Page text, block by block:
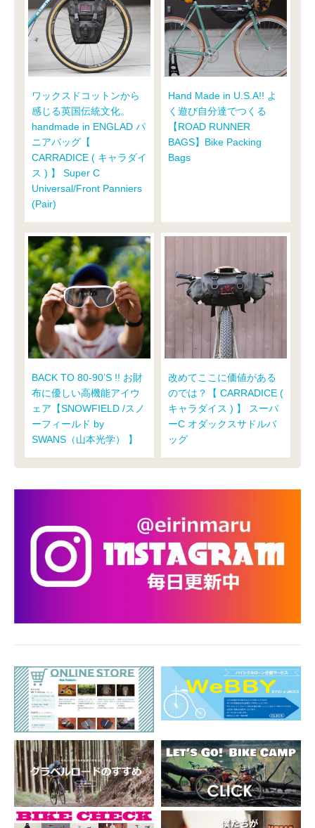
ワックスドコットンから
感じる英国伝統文化。
handmade in ENGLAD パ
ニアバッグ【
CARRADICE ( キャラダイ
ス ) 】 Super C
Universal/Front Panniers
(Pair)
Hand Made in U.S.A!! よ
く遊び自分達でつくる
【ROAD RUNNER
BAGS】Bike Packing
Bags
BACK TO 80-90’S !! お財
布に優しい高機能アイウ
ェア【SNOWFIELD /スノ
ーフィールド by
SWANS（山本光学） 】
改めてここに価値がある
のでは？【 CARRADICE (
キャラダイス ) 】 スーパ
ーC オダックスサドルバ
ッグ